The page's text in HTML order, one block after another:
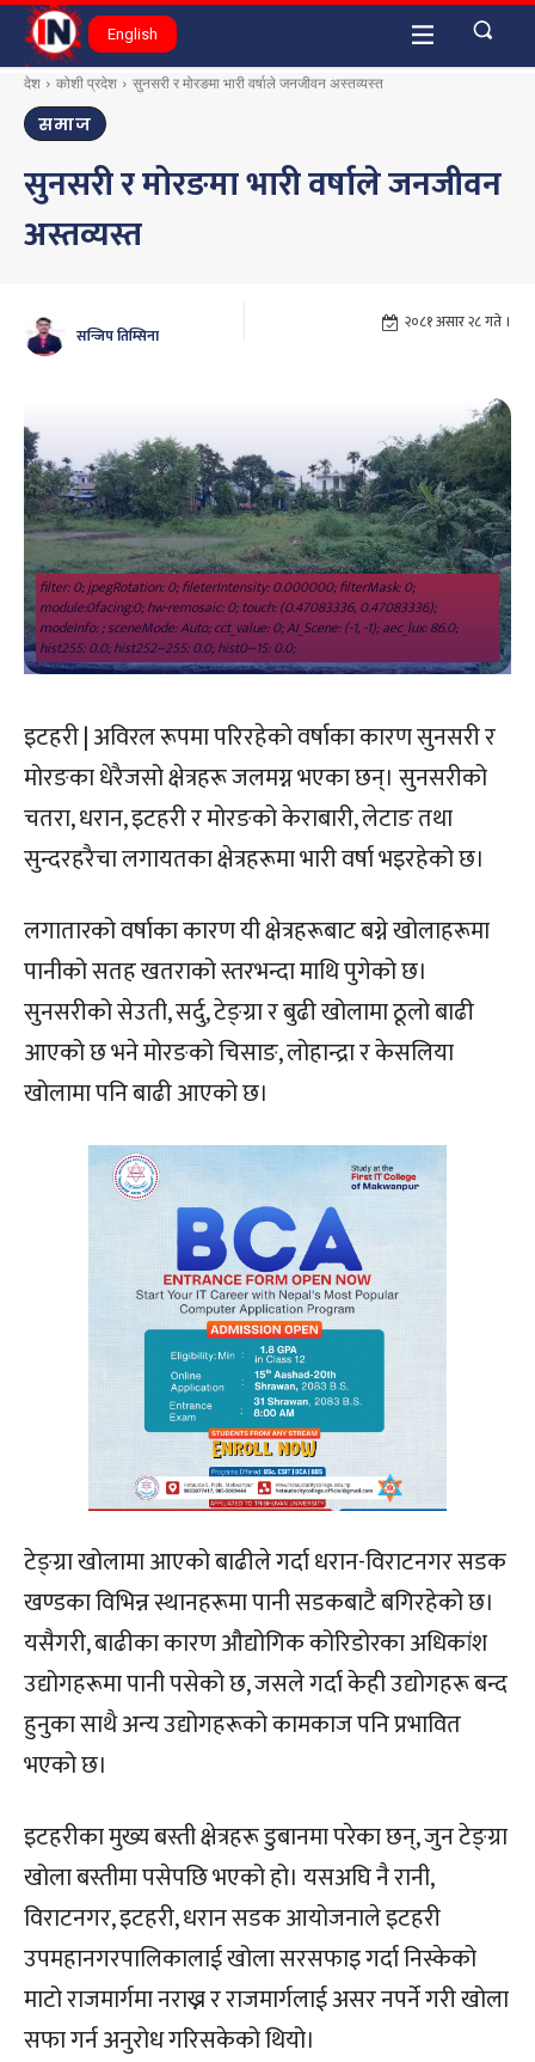
English
देश कोशी प्रदेश सुनसरी र मोरङमा भारी वर्षाले जनजीवन अस्तव्यस्त
समाज
सुनसरी र मोरङमा भारी वर्षाले जनजीवन
अस्तव्यस्त
सन्जिप तिम्सिना
२०८१ असार २८ गते ।
filter: 0; jpegRotation: 0; fileterIntensity: 0.000000; filterMask: 0;
module:0facing:0; hw-remosaic: 0; touch: (0.47083336, 0.47083336);
modeInfo: ; sceneMode: Auto; cct_value: 0; AI_Scene: (-1, -1); aec_lux: 86.0;
hist255: 0.0; hist252~255: 0.0; hist0~15: 0.0;
इटहरी | अविरल रूपमा परिरहेको वर्षाका कारण सुनसरी र
मोरङका धेरैजसो क्षेत्रहरू जलमग्न भएका छन्। सुनसरीको
चतरा, धरान, इटहरी र मोरङको केराबारी, लेटाङ तथा
सुन्दरहरैचा लगायतका क्षेत्रहरूमा भारी वर्षा भइरहेको छ।
लगातारको वर्षाका कारण यी क्षेत्रहरूबाट बग्ने खोलाहरूमा
पानीको सतह खतराको स्तरभन्दा माथि पुगेको छ।
सुनसरीको सेउती, सर्दु, टेङ्ग्रा र बुढी खोलामा ठूलो बाढी
आएको छ भने मोरङको चिसाङ, लोहान्द्रा र केसलिया
खोलामा पनि बाढी आएको छ।
टेङ्ग्रा खोलामा आएको बाढीले गर्दा धरान-विराटनगर सडक
खण्डका विभिन्न स्थानहरूमा पानी सडकबाटै बगिरहेको छ।
यसैगरी, बाढीका कारण औद्योगिक कोरिडोरका अधिकांश
उद्योगहरूमा पानी पसेको छ, जसले गर्दा केही उद्योगहरू बन्द
हुनुका साथै अन्य उद्योगहरूको कामकाज पनि प्रभावित
भएको छ।
इटहरीका मुख्य बस्ती क्षेत्रहरू डुबानमा परेका छन्, जुन टेङ्ग्रा
खोला बस्तीमा पसेपछि भएको हो। यसअघि नै रानी,
विराटनगर, इटहरी, धरान सडक आयोजनाले इटहरी
उपमहानगरपालिकालाई खोला सरसफाइ गर्दा निस्केको
माटो राजमार्गमा नराख्न र राजमार्गलाई असर नपर्ने गरी खोला
सफा गर्न अनुरोध गरिसकेको थियो।